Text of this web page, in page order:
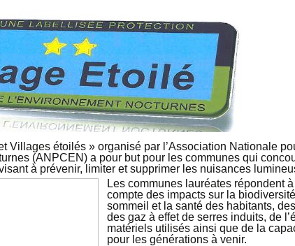
Villages étoilés » organisé par l’Association Nationale
(ANPCEN) a pour but pour les communes qui
à prévenir, limiter et supprimer les nuisances
Les communes lauréates répondent
compte des impacts sur la
sommeil et la santé des habitants,
des gaz à effet de serres induits, de
matériels utilisés ainsi que de la
pour les générations à venir.